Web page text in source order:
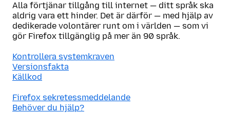
Alla förtjänar tillgång till internet — ditt språk ska
aldrig vara ett hinder. Det är därför — med hjälp av
dedikerade volontärer runt om i världen — som vi
gör Firefox tillgänglig på mer än 90 språk.
Kontrollera systemkraven
Versionsfakta
Källkod
Firefox sekretessmeddelande
Behöver du hjälp?